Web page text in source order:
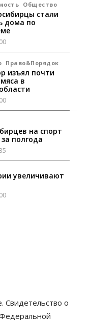
Общество
стали
дома по
Право&Порядок
изъял почти
в
на спорт
полгода
увеличивают
на прикол»
Свидетельство о